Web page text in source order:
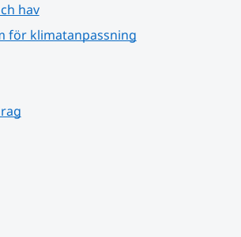
hav
för klimatanpassning